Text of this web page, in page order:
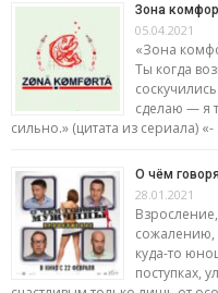
Зона
05.04.2021
«Зона
Ты когда
сделаю — я
сильно.» (цитата из сериала)
О чём
28.01.2021
сожалению,
куда-то
поступках,